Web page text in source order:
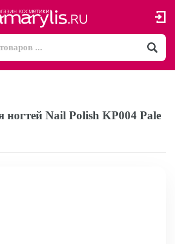
ногтей Nail Polish KP004 Pale